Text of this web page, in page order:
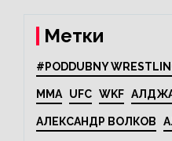
Метки
#PODDUBNY
MMA UFC WKF
АЛЕКСАНДР ВОЛКОВ